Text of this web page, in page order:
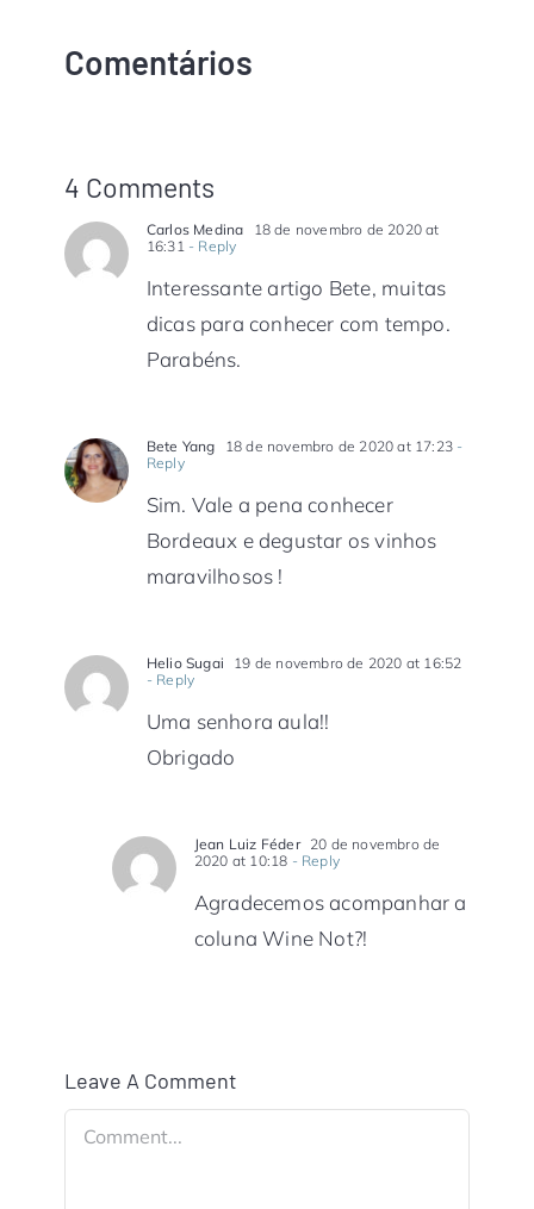
Comentários
4 Comments
Carlos Medina
18 de novembro de 2020 at
16:31- Reply
Interessante artigo Bete, muitas
dicas para conhecer com tempo.
Parabéns.
Bete Yang 18 de novembro de 2020 at 17:23-
Reply
Sim. Vale a pena conhecer
Bordeaux e degustar os vinhos
maravilhosos !
Helio Sugai
19 de novembro de 2020 at 16:52
- Reply
Uma senhora aula!!
Obrigado
Jean Luiz Féder
20 de novembro de
2020 at 10:18 - Reply
Agradecemos acompanhar a
coluna Wine Not?!
Leave A Comment
Comment